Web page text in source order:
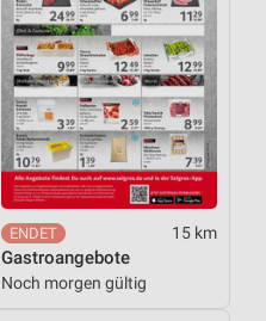
15 km
Gastroangebote
Noch morgen gültig